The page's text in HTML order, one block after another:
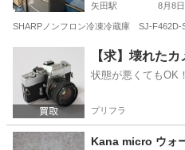
矢田駅 8月8日
SHARPノンフロン冷凍冷蔵庫 SJ-F462D-
矢田駅 キッチン
【求】壊れた
状態が悪くてもOK
プリフラ
Kana micro ウォ